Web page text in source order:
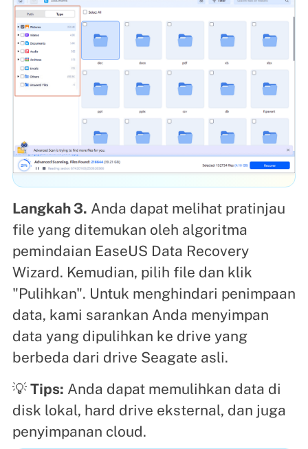
Langkah 3. Anda dapat melihat pratinjau
file yang ditemukan oleh algoritma
pemindaian EaseUS Data Recovery
Wizard. Kemudian, pilih file dan klik
"Pulihkan". Untuk menghindari penimpaan
data, kami sarankan Anda menyimpan
data yang dipulihkan ke drive yang
berbeda dari drive Seagate asli.
💡 Tips: Anda dapat memulihkan data di
disk lokal, hard drive eksternal, dan juga
penyimpanan cloud.